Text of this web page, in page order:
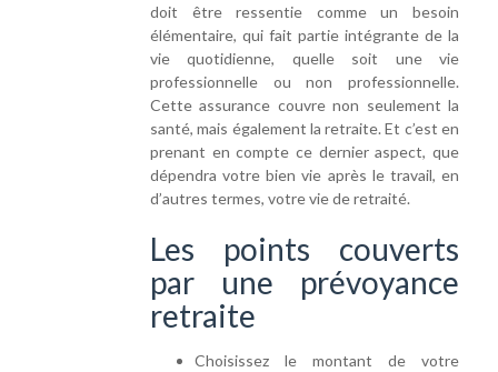
doit être ressentie comme un besoin
élémentaire, qui fait partie intégrante de la
vie quotidienne, quelle soit une vie
professionnelle ou non professionnelle.
Cette assurance couvre non seulement la
santé, mais également la retraite. Et c’est en
prenant en compte ce dernier aspect, que
dépendra votre bien vie après le travail, en
d’autres termes, votre vie de retraité.
Les points couverts
par une prévoyance
retraite
Choisissez le montant de votre